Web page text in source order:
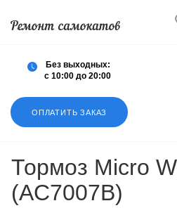
ОПЛАТИТЬ ЗАКАЗ
Без выходных:
с 10:00 до 20:00
Тормоз Micro
(AC7007B)